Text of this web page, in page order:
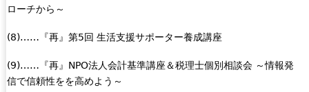
ローチから～
(8)……『再』第5回 生活支援サポーター養成講座
(9)……『再』NPO法人会計基準講座＆税理士個別相談会 ～情報発
信で信頼性をを高めよう～